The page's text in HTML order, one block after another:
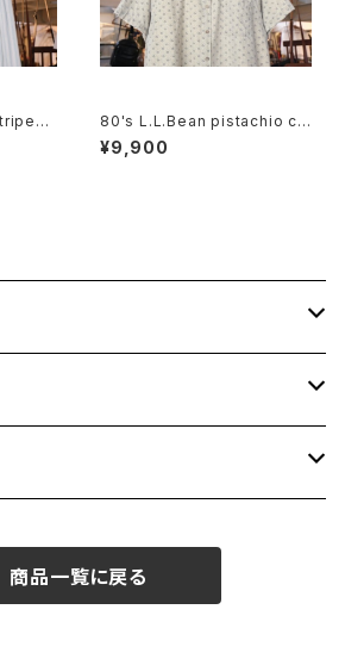
80's L.L.Bean pistachio cal
ico cotton box Shirt
¥9,900
商品一覧に戻る